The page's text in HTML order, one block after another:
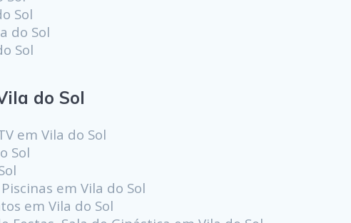
Sol
do Sol
Sol
do Sol
em Vila do Sol
Sol
em Vila do Sol
em Vila do Sol